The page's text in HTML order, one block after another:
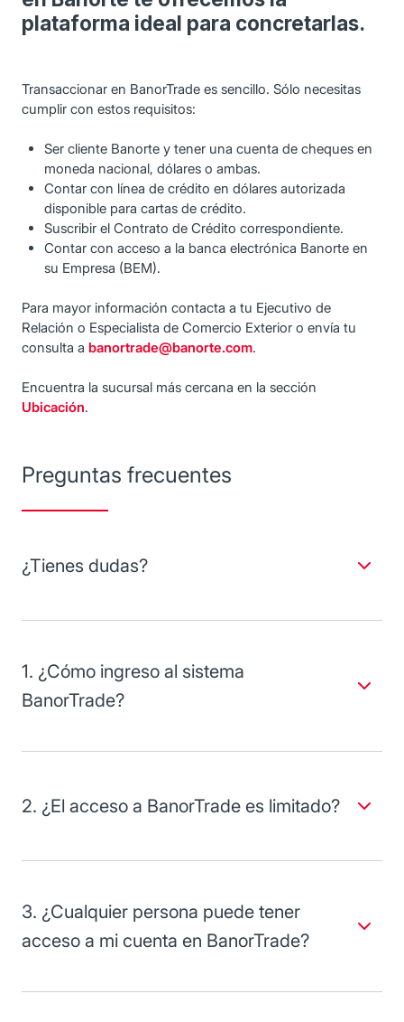
plataforma ideal para concretarlas.
Transaccionar en BanorTrade es sencillo. Sólo necesitas
cumplir con estos requisitos:
Ser cliente Banorte y tener una cuenta de cheques en
moneda nacional, dólares o ambas.
Contar con línea de crédito en dólares autorizada
disponible para cartas de crédito.
Suscribir el Contrato de Crédito correspondiente.
Contar con acceso a la banca electrónica Banorte en
su Empresa (BEM).
Para mayor información contacta a tu Ejecutivo de
Relación o Especialista de Comercio Exterior o envía tu
consulta a banortrade@banorte.com.
Encuentra la sucursal más cercana en la sección
Ubicación.
Preguntas frecuentes
¿Tienes dudas?
1. ¿Cómo ingreso al sistema
BanorTrade?
2. ¿El acceso a BanorTrade es limitado?
3. ¿Cualquier persona puede tener
acceso a mi cuenta en BanorTrade?